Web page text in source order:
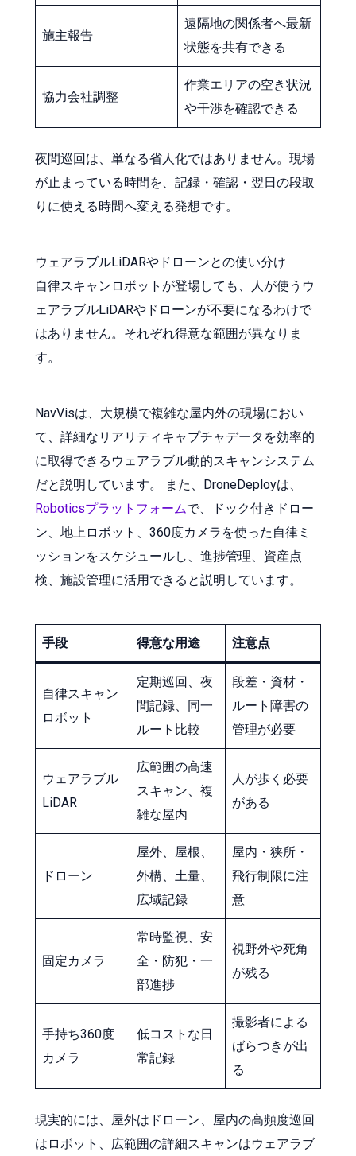
施主報告
遠隔地の関係者へ最新
状態を共有できる
協力会社調整
作業エリアの空き状況
や干渉を確認できる
夜間巡回は、単なる省人化ではありません。現場
が止まっている時間を、記録・確認・翌日の段取
りに使える時間へ変える発想です。
ウェアラブルLiDARやドローンとの使い分け
自律スキャンロボットが登場しても、人が使うウ
ェアラブルLiDARやドローンが不要になるわけで
はありません。それぞれ得意な範囲が異なりま
す。
NavVisは、大規模で複雑な屋内外の現場におい
て、詳細なリアリティキャプチャデータを効率的
に取得できるウェアラブル動的スキャンシステム
だと説明しています。 また、DroneDeployは、
Roboticsプラットフォームで、ドック付きドロー
ン、地上ロボット、360度カメラを使った自律ミ
ッションをスケジュールし、進捗管理、資産点
検、施設管理に活用できると説明しています。
手段 得意な用途 注意点
自律スキャン
ロボット
定期巡回、夜
間記録、同一
ルート比較
段差・資材・
ルート障害の
管理が必要
ウェアラブル
LiDAR
広範囲の高速
スキャン、複
雑な屋内
人が歩く必要
がある
ドローン
屋外、屋根、
外構、土量、
広域記録
屋内・狭所・
飛行制限に注
意
固定カメラ
常時監視、安
全・防犯・一
部進捗
視野外や死角
が残る
手持ち360度
カメラ
低コストな日
常記録
撮影者による
ばらつきが出
る
現実的には、屋外はドローン、屋内の高頻度巡回
はロボット、広範囲の詳細スキャンはウェアラブ